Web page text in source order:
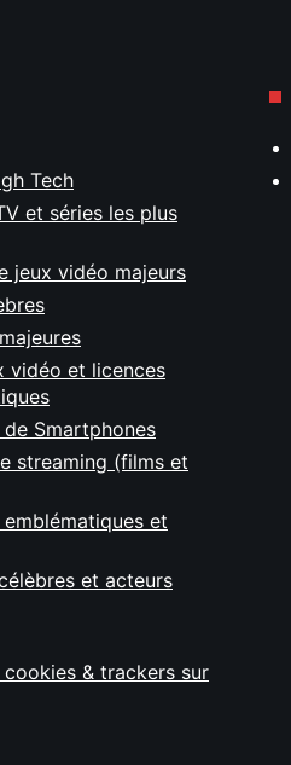
Tech
et séries les plus
jeux vidéo majeurs
vidéo et licences
Smartphones
streaming (films et
et
et acteurs
& trackers sur